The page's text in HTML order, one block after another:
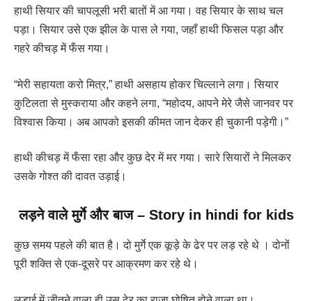
हाथी सियार की चापलूसी भरी बातों में आ गया। वह सियार के साथ चल
पड़ा। सियार उसे एक झील के पास ले गया, जहाँ हाथी फिसल पड़ा और
गहरे कीचड़ में फँस गया।
“मेरी सहायता करो मित्र,” हाथी असहाय होकर चिल्लाने लगा। सियार
कुटिलता से मुस्कराया और कहने लगा, “महोदय, आपने मेरे जैसे जानवर पर
विश्वास किया। अब आपको इसकी कीमत जान देकर ही चुकानी पड़ेगी।”
हाथी कीचड़ में फँसा रहा और कुछ देर में मर गया। सारे सियारों ने मिलकर
उसके गोश्त की दावत उड़ाई।
लड़ने वाले मुर्गे और बाज– Story in hindi for kids
कुछ समय पहले की बात है। दो मुर्गे एक कूड़े के ढेर पर लड़ रहे थे । दोनों
पूरी शक्ति से एक-दूसरे पर आक्रमण कर रहे थे।